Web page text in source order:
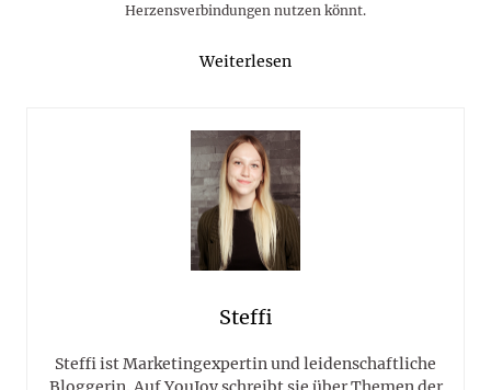
Herzensverbindungen nutzen könnt.
Weiterlesen
Steffi
Steffi ist Marketingexpertin und leidenschaftliche